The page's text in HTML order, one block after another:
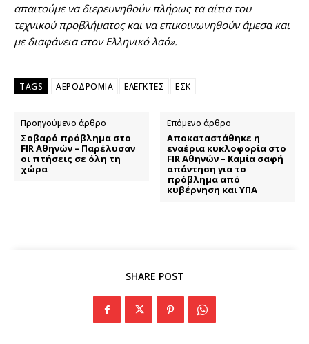
απαιτούμε να διερευνηθούν πλήρως τα αίτια του
τεχνικού προβλήματος και να επικοινωνηθούν άμεσα και
με διαφάνεια στον Ελληνικό λαό».
TAGS ΑΕΡΟΔΡΟΜΙΑ ΕΛΕΓΚΤΕΣ ΕΣΚ
Προηγούμενο άρθρο
Σοβαρό πρόβλημα στο
FIR Αθηνών – Παρέλυσαν
οι πτήσεις σε όλη τη
χώρα
Επόμενο άρθρο
Αποκαταστάθηκε η
εναέρια κυκλοφορία στο
FIR Αθηνών – Καμία σαφή
απάντηση για το
πρόβλημα από
κυβέρνηση και ΥΠΑ
SHARE POST